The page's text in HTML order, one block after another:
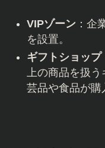
VIPゾーン ：企
を設置。
ギフトショップ
上の商品を扱う
芸品や食品が購